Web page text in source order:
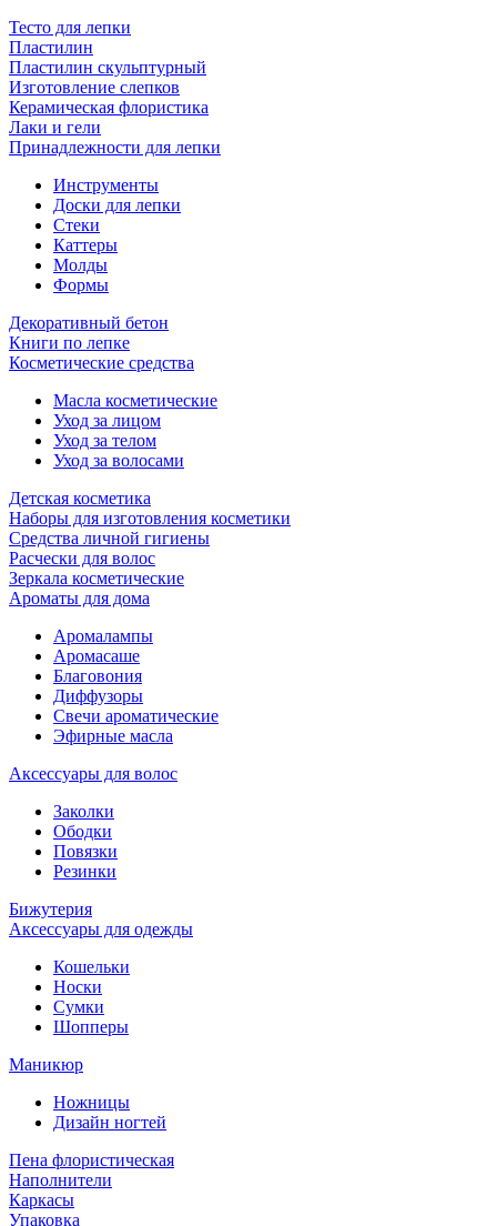
Тесто для лепки
Пластилин
Пластилин скульптурный
Изготовление слепков
Керамическая флористика
Лаки и гели
Принадлежности для лепки
Инструменты
Доски для лепки
Стеки
Каттеры
Молды
Формы
Декоративный бетон
Книги по лепке
Косметические средства
Масла косметические
Уход за лицом
Уход за телом
Уход за волосами
Детская косметика
Наборы для изготовления косметики
Средства личной гигиены
Расчески для волос
Зеркала косметические
Ароматы для дома
Аромалампы
Аромасаше
Благовония
Диффузоры
Свечи ароматические
Эфирные масла
Аксессуары для волос
Заколки
Ободки
Повязки
Резинки
Бижутерия
Аксессуары для одежды
Кошельки
Носки
Сумки
Шопперы
Маникюр
Ножницы
Дизайн ногтей
Пена флористическая
Наполнители
Каркасы
Упаковка